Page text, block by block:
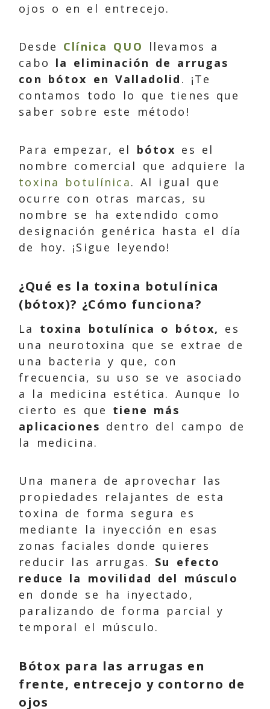
ojos o en el entrecejo.
Desde Clínica QUO
llevamos a
cabo la eliminación de arrugas
con bótox en Valladolid . ¡Te
contamos todo lo que tienes que
saber sobre este método!
Para empezar, el bótox es el
nombre comercial que adquiere la
toxina botulínica. Al igual que
ocurre con otras marcas, su
nombre se ha extendido como
designación genérica hasta el día
de hoy. ¡Sigue leyendo!
¿Qué es la toxina botulínica
(bótox)? ¿Cómo funciona?
La toxina botulínica o bótox, es
una neurotoxina que se extrae de
una bacteria y que, con
frecuencia, su uso se ve asociado
a la medicina estética. Aunque lo
cierto es que tiene más
aplicaciones dentro del campo de
la medicina.
Una manera de aprovechar las
propiedades relajantes de esta
toxina de forma segura es
mediante la inyección en esas
zonas faciales donde quieres
reducir las arrugas. Su efecto
reduce la movilidad del músculo
en donde se ha inyectado,
paralizando de forma parcial y
temporal el músculo.
Bótox para las arrugas en
frente, entrecejo y contorno de
ojos